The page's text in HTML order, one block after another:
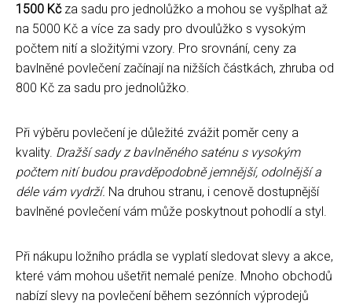
1500 Kčza sadu pro jednolůžko a mohou se vyšplhat až
na 5000 Kč a více za sady pro dvoulůžko s vysokým
počtem nití a složitými vzory. Pro srovnání, ceny za
bavlněné povlečení začínají na nižších částkách, zhruba od
800 Kč za sadu pro jednolůžko.
Při výběru povlečení je důležité zvážit poměr ceny a
kvality. Dražší sady z bavlněného saténu s vysokým
počtem nití budou pravděpodobně jemnější, odolnější a
déle vám vydrží. Na druhou stranu, i cenově dostupnější
bavlněné povlečení vám může poskytnout pohodlí a styl.
Při nákupu ložního prádla se vyplatí sledovat slevy a akce,
které vám mohou ušetřit nemalé peníze. Mnoho obchodů
nabízí slevy na povlečení během sezónních výprodejů